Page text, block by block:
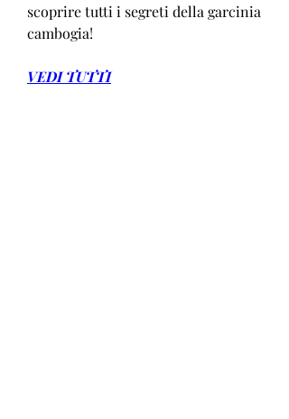
scoprire tutti i segreti della garcinia
cambogia!
VEDI TUTTI